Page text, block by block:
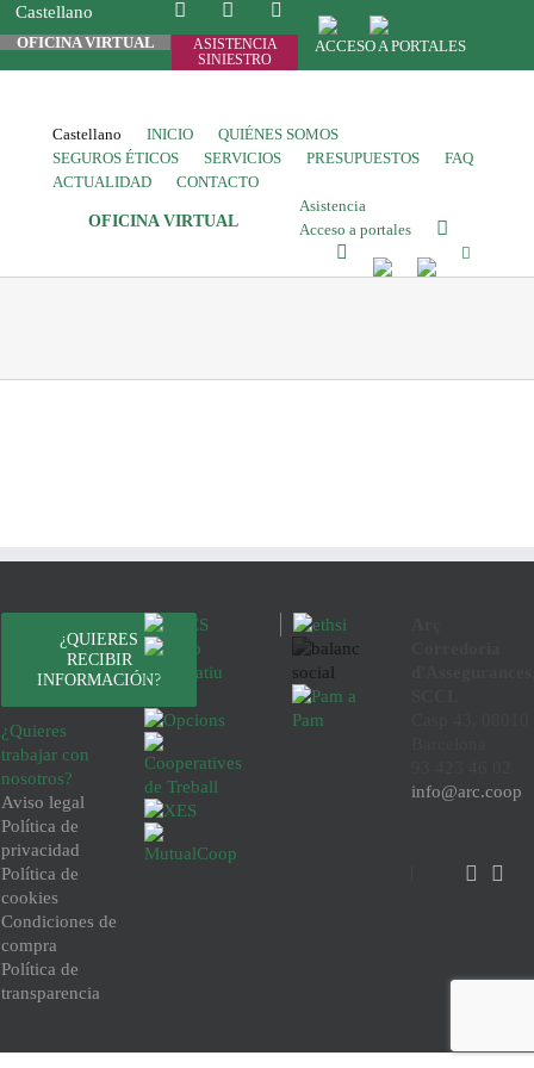
Castellano
OFICINA VIRTUAL
ASISTENCIA
SINIESTRO
ACCESO A PORTALES
Castellano INICIO
QUIÉNES SOMOS
SEGUROS ÉTICOS
SERVICIOS PRESUPUESTOS
FAQ
ACTUALIDAD
CONTACTO
OFICINA VIRTUAL
Asistencia
Acceso a portales
¿QUIERES
RECIBIR
INFORMACIÓN?
¿Quieres
trabajar con
nosotros?
Aviso legal
Política de
privacidad
Política de
cookies
Condiciones de
compra
Política de
transparencia
info@arc.coop